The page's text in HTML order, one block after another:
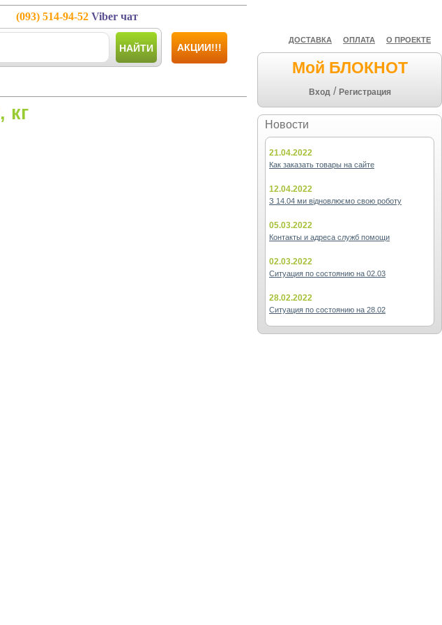
ДОСТАВКА ОПЛАТА О ПРОЕКТЕ
Мой БЛОКНОТ
Вход / Регистрация
Новости
21.04.2022
Как заказать товары на сайте
12.04.2022
З 14.04 ми відновлюємо свою роботу
05.03.2022
Контакты и адреса служб помощи
02.03.2022
Ситуация по состоянию на 02.03
28.02.2022
Ситуация по состоянию на 28.02
(093) 514-94-52 Viber чат
НАЙТИ АКЦИИ!!!
кг